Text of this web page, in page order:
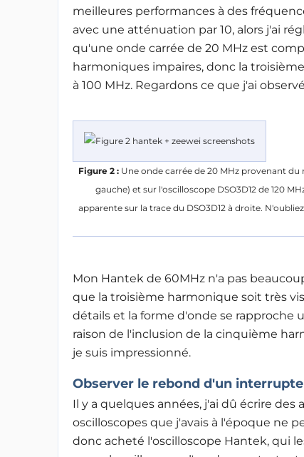
meilleures performances à des
avec une atténuation par 10, alors j'ai
qu'une onde carrée de 20 MHz est
harmoniques impaires, donc la
à 100 MHz. Regardons ce que j'ai observé
Figure 2 :Une onde carrée de 20 MHz provenant du
gauche) et sur l'oscilloscope DSO3D12 de 120
apparente sur la trace du DSO3D12 à droite.
Mon Hantek de 60MHz n'a pas
que la troisième harmonique soit très
détails et la forme d'onde se rapproche
raison de l'inclusion de la cinquième
je suis impressionné.
Observer le rebond d'un
Il y a quelques années, j'ai dû écrire
oscilloscopes que j'avais à l'époque ne
donc acheté l'oscilloscope Hantek, qui